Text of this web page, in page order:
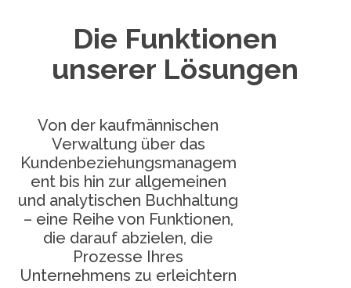
Die Funktionen
unserer Lösungen
Von der kaufmännischen
Verwaltung über das
Kundenbeziehungsmanagem
ent bis hin zur allgemeinen
und analytischen Buchhaltung
– eine Reihe von Funktionen,
die darauf abzielen, die
Prozesse Ihres
Unternehmens zu erleichtern